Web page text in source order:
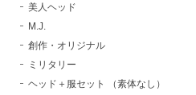
美人ヘッド
M.J.
創作・オリジナル
ミリタリー
ヘッド＋服セット （素体なし）